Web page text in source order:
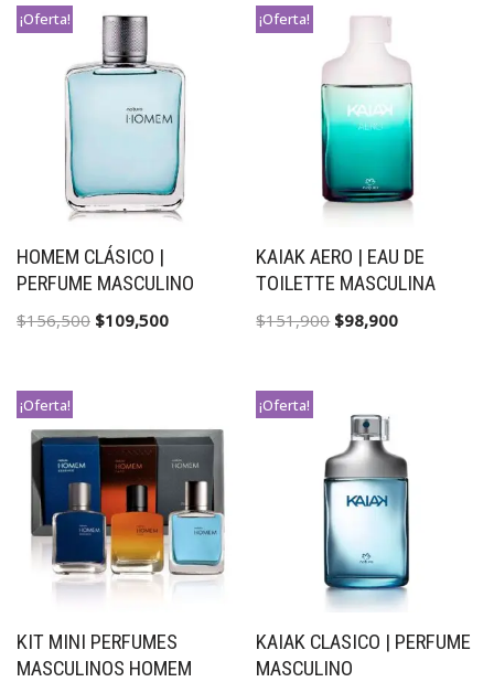
¡Oferta!
HOMEM CLÁSICO |
PERFUME MASCULINO
$156,500 $109,500
¡Oferta!
KAIAK AERO | EAU DE
TOILETTE MASCULINA
$151,900 $98,900
¡Oferta!
KIT MINI PERFUMES
MASCULINOS HOMEM
¡Oferta!
KAIAK CLASICO | PERFUME
MASCULINO